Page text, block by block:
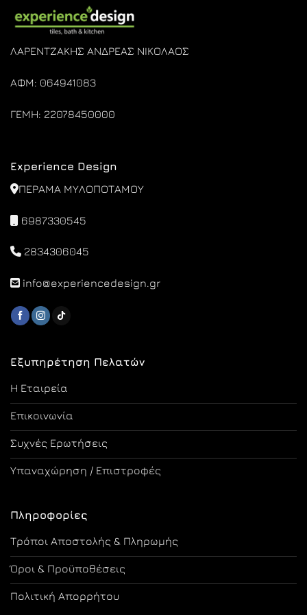
ΛΑΡΕΝΤΖΑΚΗΣ ΑΝΔΡΕΑΣ ΝΙΚΟΛΑΟΣ
ΑΦΜ: 064941083
ΓΕΜΗ: 22078450000
Εξυπηρέτηση Πελατών
Η Εταιρεία
Επικοινωνία
Συχνές Ερωτήσεις
Υπαναχώρηση / Επιστροφές
Πληροφορίες
Τρόποι Αποστολής & Πληρωμής
Όροι & Προϋποθέσεις
Πολιτική Απορρήτου
Experience Design
ΠΕΡΑΜΑ ΜΥΛΟΠΟΤΑΜΟΥ
6987330545
2834306045
info@experiencedesign.gr